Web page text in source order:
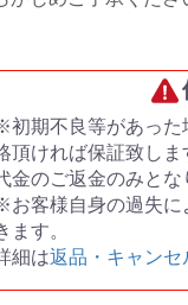
初期不良等があった
頂ければ保証致し
金のご返金のみとな
お客様自身の過失に
ます。
細は返品・キャンセ